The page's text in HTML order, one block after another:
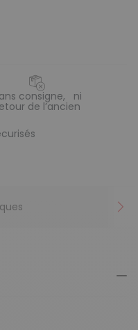
consigne, ni
de l’ancien